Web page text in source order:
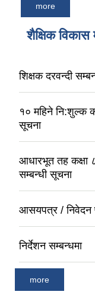
more
शैक्षिक विकास
शिक्षक दरवन्दी
१० महिने नि:शुल्क
सूचना
आधारभूत तह कक्षा
सम्बन्धी सूचना
आसयपत्र / निवेदन
निर्देशन सम्बन्धमा
more